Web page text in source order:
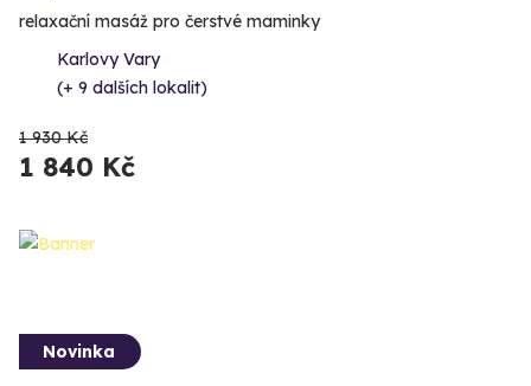
relaxační masáž pro čerstvé maminky
Karlovy Vary
(+ 9 dalších lokalit)
1 930 Kč
1 840 Kč
Novinka